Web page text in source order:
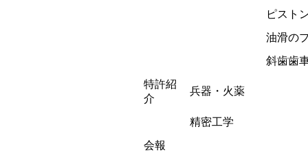
ピスト
油滑の
斜歯歯
特許紹
介
兵器・火薬
精密工学
会報